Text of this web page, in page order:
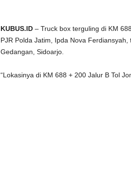
KUBUS.ID – Truck box terguling di KM
PJR Polda Jatim, Ipda Nova
Gedangan, Sidoarjo.
“Lokasinya di KM 688 + 200 Jalur B Tol